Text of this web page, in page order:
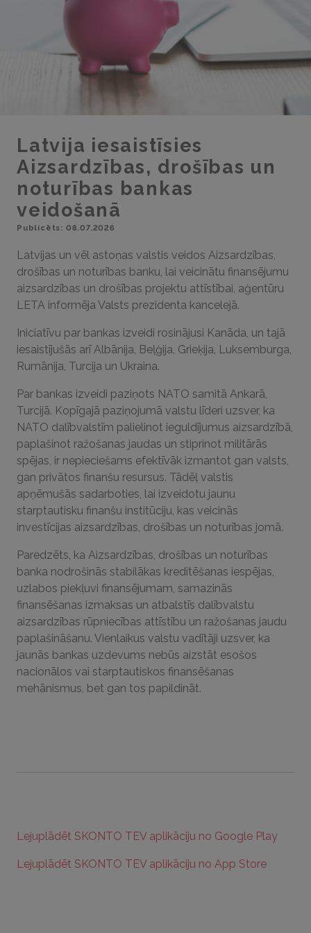
Latvija iesaistīsies
Aizsardzības, drošības un
noturības bankas
veidošanā
Publicēts: 08.07.2026
Latvijas un vēl astoņas valstis veidos Aizsardzības,
drošības un noturības banku, lai veicinātu finansējumu
aizsardzības un drošības projektu attīstībai, aģentūru
LETA informēja Valsts prezidenta kancelejā.
Iniciatīvu par bankas izveidi rosinājusi Kanāda, un tajā
iesaistījušās arī Albānija, Beļģija, Grieķija, Luksemburga,
Rumānija, Turcija un Ukraina.
Par bankas izveidi paziņots NATO samitā Ankarā,
Turcijā. Kopīgajā paziņojumā valstu līderi uzsver, ka
NATO dalībvalstīm palielinot ieguldījumus aizsardzībā,
paplašinot ražošanas jaudas un stiprinot militārās
spējas, ir nepieciešams efektīvāk izmantot gan valsts,
gan privātos finanšu resursus. Tādēļ valstis
apņēmušās sadarboties, lai izveidotu jaunu
starptautisku finanšu institūciju, kas veicinās
investīcijas aizsardzības, drošības un noturības jomā.
Paredzēts, ka Aizsardzības, drošības un noturības
banka nodrošinās stabilākas kreditēšanas iespējas,
uzlabos piekļuvi finansējumam, samazinās
finansēšanas izmaksas un atbalstīs dalībvalstu
aizsardzības rūpniecības attīstību un ražošanas jaudu
paplašināšanu. Vienlaikus valstu vadītāji uzsver, ka
jaunās bankas uzdevums nebūs aizstāt esošos
nacionālos vai starptautiskos finansēšanas
mehānismus, bet gan tos papildināt.
Lejuplādēt SKONTO TEV aplikāciju no Google Play
Lejuplādēt SKONTO TEV aplikāciju no App Store